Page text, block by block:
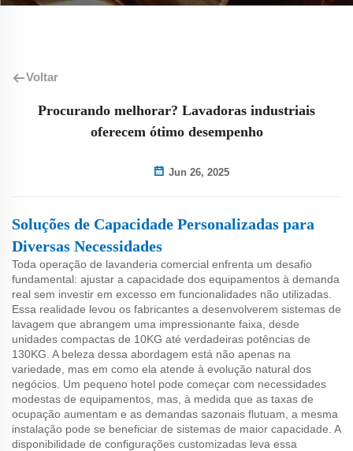
Voltar
Procurando melhorar? Lavadoras industriais
oferecem ótimo desempenho
Jun 26, 2025
Soluções de Capacidade Personalizadas para
Diversas Necessidades
Toda operação de lavanderia comercial enfrenta um desafio
fundamental: ajustar a capacidade dos equipamentos à demanda
real sem investir em excesso em funcionalidades não utilizadas.
Essa realidade levou os fabricantes a desenvolverem sistemas de
lavagem que abrangem uma impressionante faixa, desde
unidades compactas de 10KG até verdadeiras potências de
130KG. A beleza dessa abordagem está não apenas na
variedade, mas em como ela atende à evolução natural dos
negócios. Um pequeno hotel pode começar com necessidades
modestas de equipamentos, mas, à medida que as taxas de
ocupação aumentam e as demandas sazonais flutuam, a mesma
instalação pode se beneficiar de sistemas de maior capacidade. A
disponibilidade de configurações customizadas leva essa